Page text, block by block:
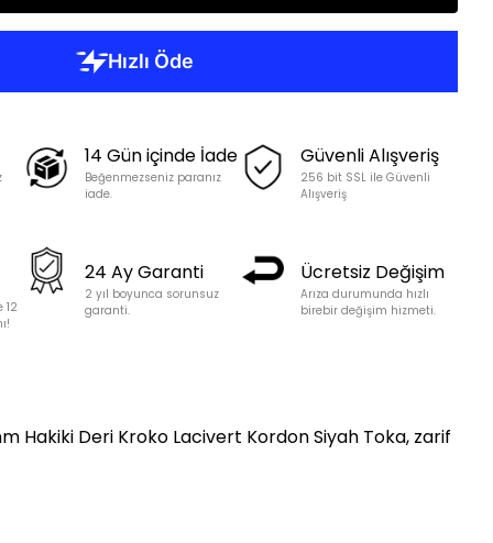
14 Gün içinde İade
Beğenmezseniz paranız
iade.
Güvenli Alışveriş
256 bit SSL ile Güvenli
Alışveriş
12
24 Ay Garanti
2 yıl boyunca sorunsuz
garanti.
Ücretsiz Değişim
Arıza durumunda hızlı
birebir değişim hizmeti.
Hakiki Deri Kroko Lacivert Kordon Siyah Toka, zarif